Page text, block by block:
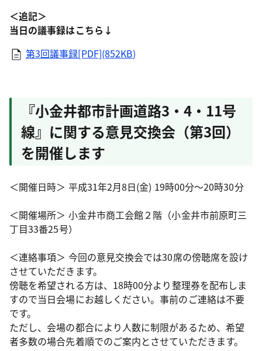
＜追記＞
当日の議事録はこちら↓
第3回議事録[PDF](852KB)
『小金井都市計画道路3・4・11号
線』に関する意見交換会（第3回）
を開催します
＜開催日時＞ 平成31年2月8日(金) 19時00分～20時30分
＜開催場所＞ 小金井市商工会館２階（小金井市前原町三
丁目33番25号）
＜連絡事項＞ 今回の意見交換会では30席の傍聴席を設け
させていただきます。
傍聴を希望される方は、18時00分より整理券を配布しま
すので当日会場にお越しください。事前のご連絡は不要
です。
ただし、会場の都合により人数に制限があるため、希望
者多数の場合先着順でのご案内とさせていただきます。